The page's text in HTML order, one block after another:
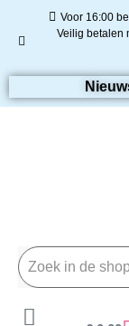
Voor 16:00
Veilig betalen